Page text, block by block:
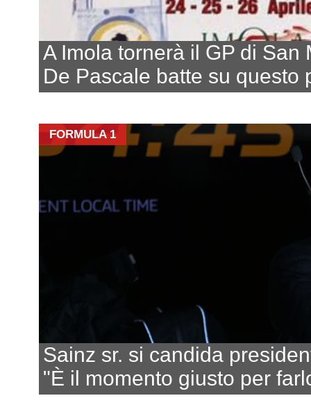
A Imola tornerà il GP di San
De Pascale batte su questo
FORMULA 1
Sainz sr. si candida
"È il momento giusto per